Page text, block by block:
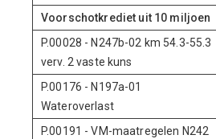
Voorschotkrediet uit 10 miljoen
P.00028 - N247b-02 km 54.3-55.3
verv. 2 vaste kuns
P.00176 - N197a-01
Wateroverlast
P.00191 - VM-maatregelen N242